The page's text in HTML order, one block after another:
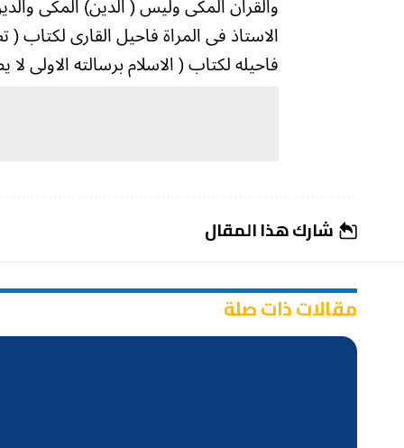
والقران المكى وليس ( الدين) المكى
الاستاذ فى المراة فاحيل القارى لكتاب
فاحيله لكتاب ( الاسلام برسالته الاولى
شارك هذا المقال
مقالات ذات صلة